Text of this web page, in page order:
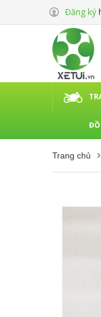
Đăng ký
Trang chủ